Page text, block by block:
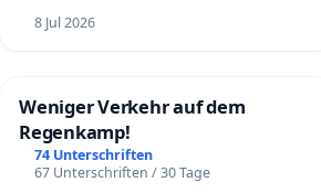
8 Jul 2026
Weniger Verkehr auf dem
Regenkamp!
74 Unterschriften
67 Unterschriften / 30 Tage